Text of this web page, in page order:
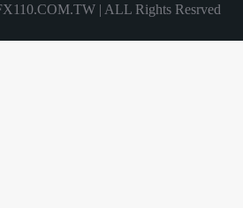
| ALL Rights Resrved